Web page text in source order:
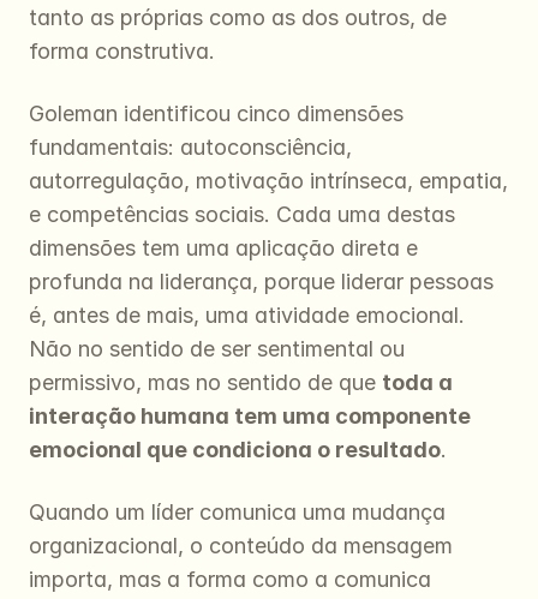
tanto as próprias como as dos outros, de
forma construtiva.
Goleman identificou cinco dimensões
fundamentais: autoconsciência,
autorregulação, motivação intrínseca, empatia,
e competências sociais. Cada uma destas
dimensões tem uma aplicação direta e
profunda na liderança, porque liderar pessoas
é, antes de mais, uma atividade emocional.
Não no sentido de ser sentimental ou
permissivo, mas no sentido de que toda a
interação humana tem uma componente
emocional que condiciona o resultado.
Quando um líder comunica uma mudança
organizacional, o conteúdo da mensagem
importa, mas a forma como a comunica